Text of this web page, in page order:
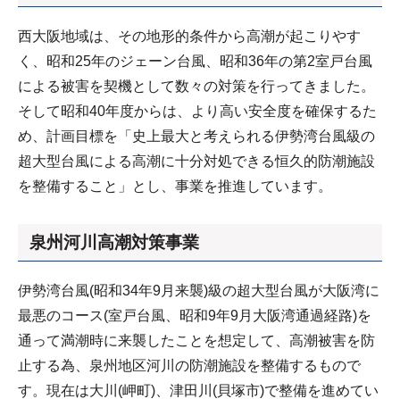
西大阪地域は、その地形的条件から高潮が起こりやす
く、昭和25年のジェーン台風、昭和36年の第2室戸台風
による被害を契機として数々の対策を行ってきました。
そして昭和40年度からは、より高い安全度を確保するた
め、計画目標を「史上最大と考えられる伊勢湾台風級の
超大型台風による高潮に十分対処できる恒久的防潮施設
を整備すること」とし、事業を推進しています。
泉州河川高潮対策事業
伊勢湾台風(昭和34年9月来襲)級の超大型台風が大阪湾に
最悪のコース(室戸台風、昭和9年9月大阪湾通過経路)を
通って満潮時に来襲したことを想定して、高潮被害を防
止する為、泉州地区河川の防潮施設を整備するもので
す。現在は大川(岬町)、津田川(貝塚市)で整備を進めてい